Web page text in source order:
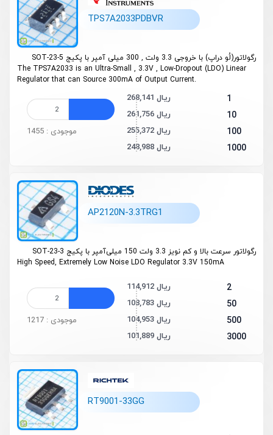
TPS7A2033PDBVR
رگولاتور(لُو دراپ) با خروجی 3.3 ولت , 300 میلی آمپر با پکیج SOT-23-5
The TPS7A2033 is an Ultra-Small , 3.3V , Low-Dropout (LDO) Linear
Regulator that can Source 300mA of Output Current.
1 268,141 ریال
10 261,756 ریال
100 255,372 ریال
1000 248,988 ریال
موجودی : 1455
AP2120N-3.3TRG1
رگولاتور سرعت بالا و کم نویز 3.3 ولت 150 میلی‌آمپر با پکیج SOT-23-3
High Speed, Extremely Low Noise LDO Regulator 3.3V 150mA
2 114,912 ریال
50 108,783 ریال
500 104,953 ریال
3000 101,889 ریال
موجودی : 1217
RT9001-33GG